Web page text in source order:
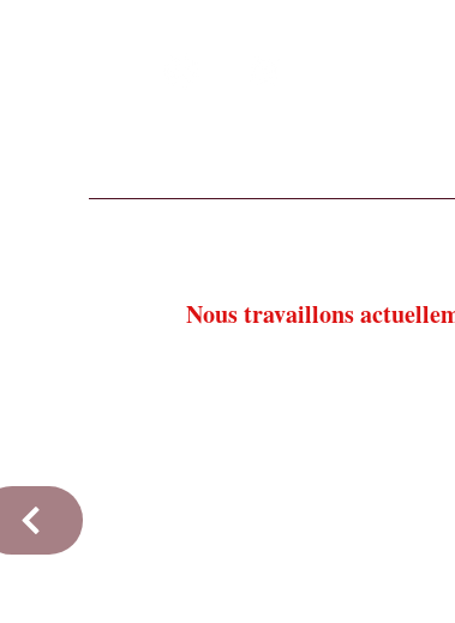
Nous travaillons